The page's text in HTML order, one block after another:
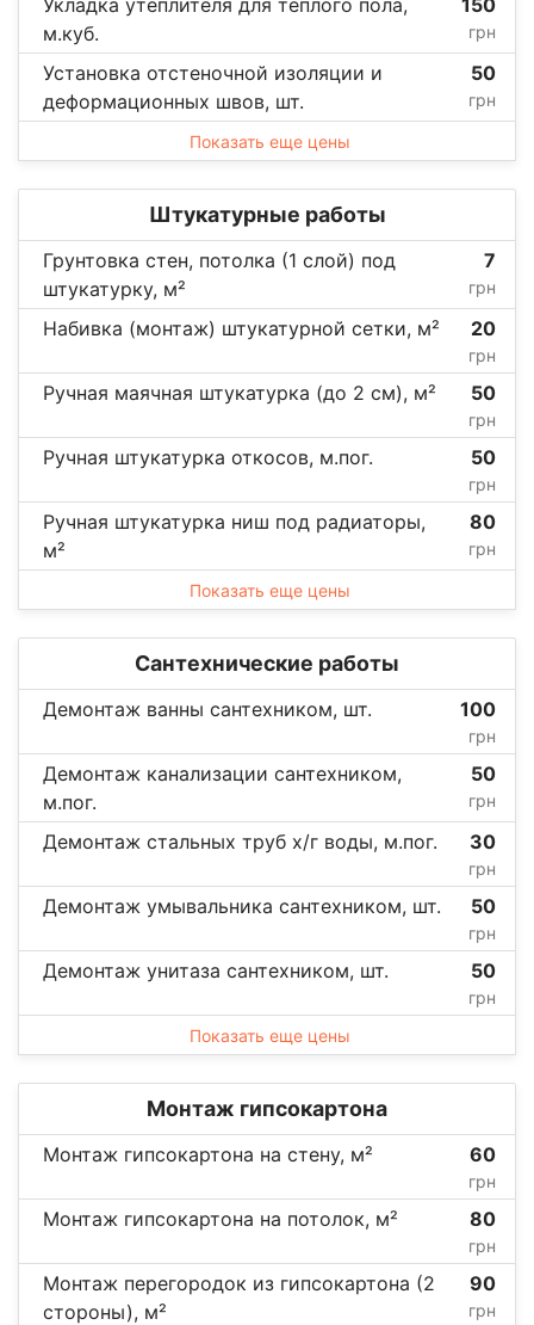
м.куб.
грн
Установка отстеночной изоляции и
деформационных швов, шт.
50
грн
Показать еще цены
Штукатурные работы
Грунтовка стен, потолка (1 слой) под
штукатурку, м²
7
грн
Набивка (монтаж) штукатурной сетки, м² 20
грн
Ручная маячная штукатурка (до 2 см), м² 50
грн
Ручная штукатурка откосов, м.пог. 50
грн
Ручная штукатурка ниш под радиаторы,
м²
80
грн
Показать еще цены
Сантехнические работы
Демонтаж ванны сантехником, шт. 100
грн
Демонтаж канализации сантехником,
м.пог.
50
грн
Демонтаж стальных труб х/г воды, м.пог. 30
грн
Демонтаж умывальника сантехником, шт. 50
грн
Демонтаж унитаза сантехником, шт. 50
грн
Показать еще цены
Монтаж гипсокартона
Монтаж гипсокартона на стену, м² 60
грн
Монтаж гипсокартона на потолок, м² 80
грн
Монтаж перегородок из гипсокартона (2
стороны), м²
90
грн